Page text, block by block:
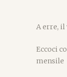
A erre,
Eccoci
mensile